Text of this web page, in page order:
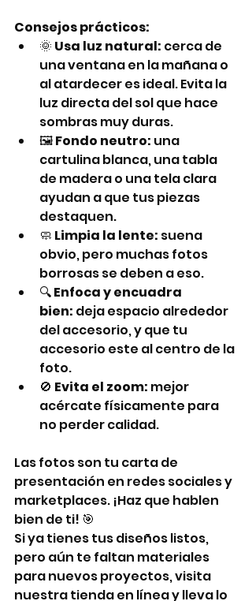
Consejos prácticos:
🌞 Usa luz natural: cerca de
una ventana en la mañana o
al atardecer es ideal. Evita la
luz directa del sol que hace
sombras muy duras.
🖼️ Fondo neutro: una
cartulina blanca, una tabla
de madera o una tela clara
ayudan a que tus piezas
destaquen.
🧼 Limpia la lente: suena
obvio, pero muchas fotos
borrosas se deben a eso.
🔍 Enfoca y encuadra
bien: deja espacio alrededor
del accesorio, y que tu
accesorio este al centro de la
foto.
🚫 Evita el zoom: mejor
acércate físicamente para
no perder calidad.
Las fotos son tu carta de
presentación en redes sociales y
marketplaces. ¡Haz que hablen
bien de ti! 🎯
Si ya tienes tus diseños listos,
pero aún te faltan materiales
para nuevos proyectos, visita
nuestra tienda en línea y lleva lo